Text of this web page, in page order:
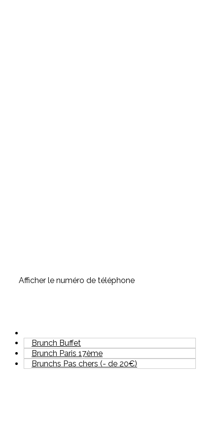
Afficher le numéro de téléphone
Brunch Buffet
Brunch Paris 17ème
Brunchs Pas chers (- de 20€)